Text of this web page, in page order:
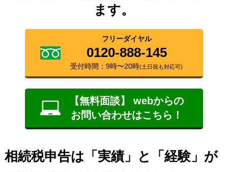
ます。
フリーダイヤル
0120-888-145
受付時間：9時〜20時(土日祝も対応可)
【無料面談】 webからの
お問い合わせはこちら！
相続税申告は「実績」と「経験」が